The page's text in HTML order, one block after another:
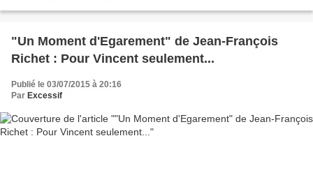
"Un Moment d'Egarement" de Jean-François
Richet : Pour Vincent seulement...
Publié le 03/07/2015 à 20:16
Par Excessif